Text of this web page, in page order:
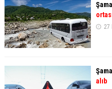
27
alıb